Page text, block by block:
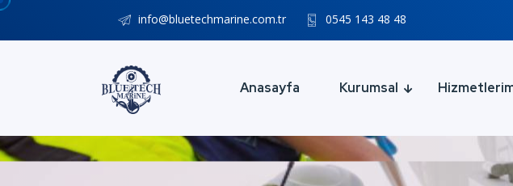
info@bluetechmarine.com.tr 0545 143 48 48
Anasayfa Kurumsal